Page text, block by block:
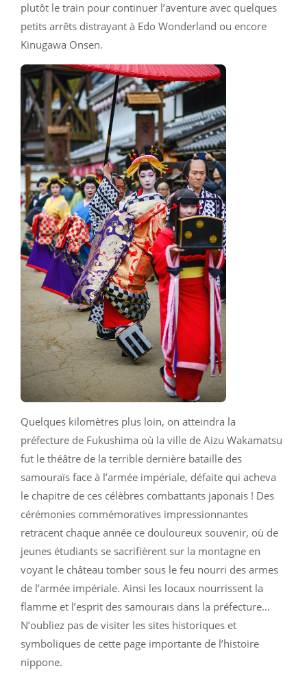
plutôt le train pour continuer l’aventure avec quelques
petits arrêts distrayant à Edo Wonderland ou encore
Kinugawa Onsen.
Quelques kilomètres plus loin, on atteindra la
préfecture de Fukushima où la ville de Aizu Wakamatsu
fut le théâtre de la terrible dernière bataille des
samouraïs face à l’armée impériale, défaite qui acheva
le chapitre de ces célèbres combattants japonais ! Des
cérémonies commémoratives impressionnantes
retracent chaque année ce douloureux souvenir, où de
jeunes étudiants se sacrifièrent sur la montagne en
voyant le château tomber sous le feu nourri des armes
de l’armée impériale. Ainsi les locaux nourrissent la
flamme et l’esprit des samouraïs dans la préfecture…
N’oubliez pas de visiter les sites historiques et
symboliques de cette page importante de l’histoire
nippone.